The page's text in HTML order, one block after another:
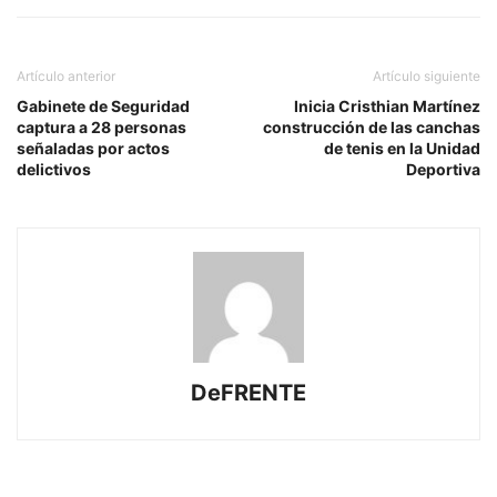
Artículo anterior
Gabinete de Seguridad
captura a 28 personas
señaladas por actos
delictivos
Artículo siguiente
Inicia Cristhian Martínez
construcción de las canchas
de tenis en la Unidad
Deportiva
DeFRENTE